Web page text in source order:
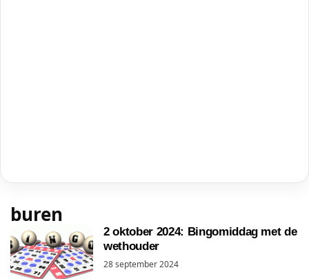
buren
2 oktober 2024: Bingomiddag met de
wethouder
28 september 2024